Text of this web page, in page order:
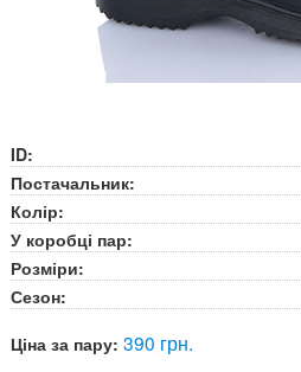
ID:
Постачальник:
Колір:
У коробці пар:
Розміри:
Сезон:
Ціна за пару: 390 грн.